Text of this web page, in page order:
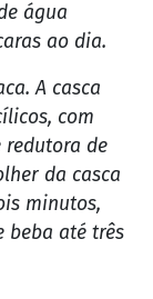
água
ao dia.
A casca
com
de
da casca
minutos,
beba até três